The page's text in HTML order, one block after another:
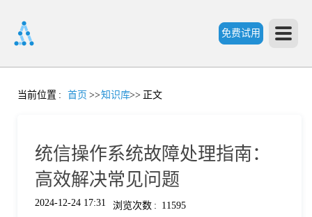
免费试用
首
当前位置 : 首页 >>知识库>> 正文
统信操作系统故障处理指南：
高效解决常见问题
2024-12-24 17:31 浏览次数 : 11595